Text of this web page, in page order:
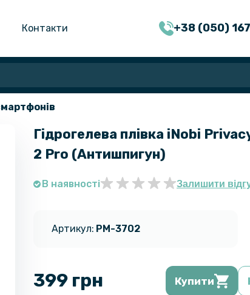
Контакти +38 (050)
Гідрогелева плівка iNobi
2 Pro​ (Антишпигун)
В наявності Залишити
Артикул: PM-3702
399 грн Купити